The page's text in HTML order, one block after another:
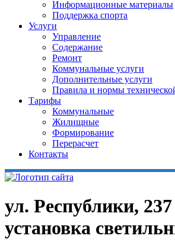
Информационные материалы
Поддержка спорта
Услуги
Управление
Содержание
Ремонт
Коммунальные услуги
Дополнительные услуги
Правила и нормы
Тарифы
Коммунальные
Жилищные
Формирование
Перерасчет
Контакты
ул. Республики,
установка